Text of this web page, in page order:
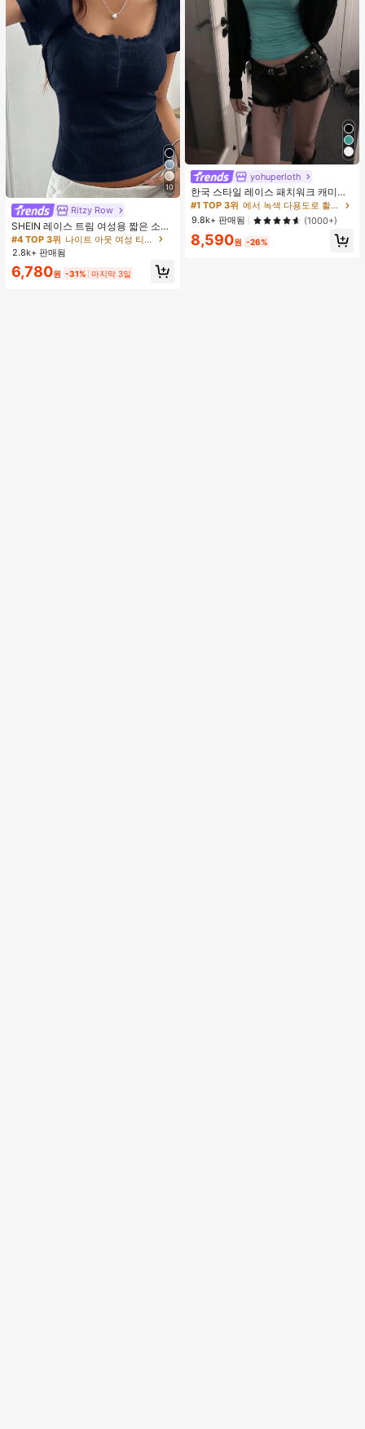
10
Ritzy Row
SHEIN 레이스 트림 여성용 짧은 소매
티셔츠, 슬림핏 여름 새 3버튼 전면 반
소매 탑
#4 TOP 3위
나이트 아웃 여성 티셔츠
2.8k+ 판매됨
6,780원 -31% 마지막 3일
yohuperloth
한국 스타일 레이스 패치워크 캐미솔
탱크 탑, Y2K 에스테틱, 스트리트웨어
캐주얼 여름
#1 TOP 3위
에서 녹색 다용도로 활용 가능한 데일리 탑
9.8k+ 판매됨
(1000+)
8,590원 -26%